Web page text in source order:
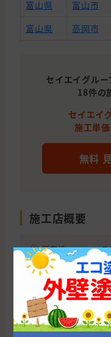
富山県
富山市
富山県
高岡市
富山県
富山市
射水市
高岡市
富山県
富山市
富山県
セイエイグル
18件の
セイエイ
施工単
無料
施工店概要
所在地 〒
電話番号
て
ー